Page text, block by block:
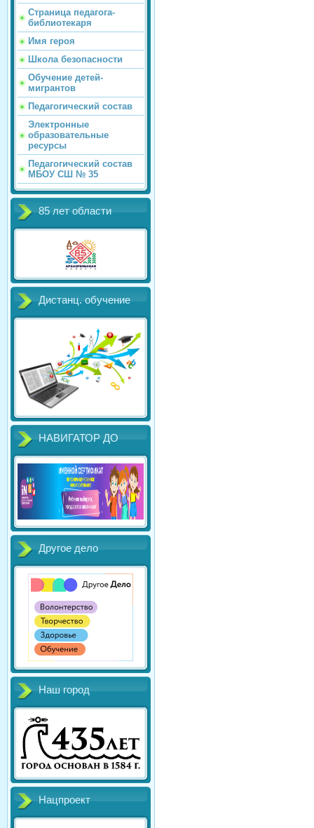
Страница педагога-
библиотекаря
Имя героя
Школа безопасности
Обучение детей-
мигрантов
Педагогический состав
Электронные
образовательные
ресурсы
Педагогический состав
МБОУ СШ № 35
85 лет области
Дистанц. обучение
НАВИГАТОР ДО
Другое дело
Наш город
Нацпроект